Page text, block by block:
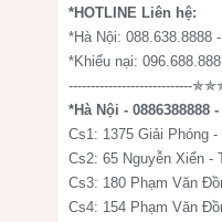
*HOTLINE Liên hệ:
*Hà Nội: 088.638.8888
*Khiếu nại:
----------------------------
*Hà Nội - 0886388888 -
Cs1: 1375 Giải Phóng
Cs2: 65 Nguyễn Xiển -
Cs3: 180 Phạm Văn
Cs4: 154 Phạm Văn